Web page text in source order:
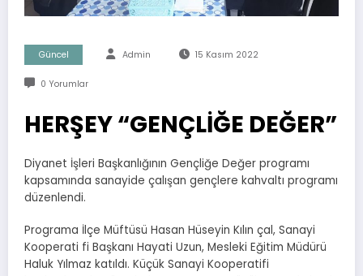
Güncel Admin 15 Kasım 2022
0 Yorumlar
HERŞEY “GENÇLİĞE DEĞER”
Diyanet İşleri Başkanlığının Gençliğe Değer programı
kapsamında sanayide çalışan gençlere kahvaltı programı
düzenlendi.
Programa İlçe Müftüsü Hasan Hüseyin Kılın çal, Sanayi
Kooperati fi Başkanı Hayati Uzun, Mesleki Eğitim Müdürü
Haluk Yılmaz katıldı. Küçük Sanayi Kooperatifi